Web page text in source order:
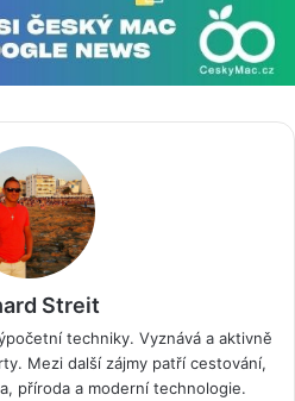
Streit
techniky. Vyznává a aktivně
Mezi další zájmy patří cestování,
příroda a moderní technologie.